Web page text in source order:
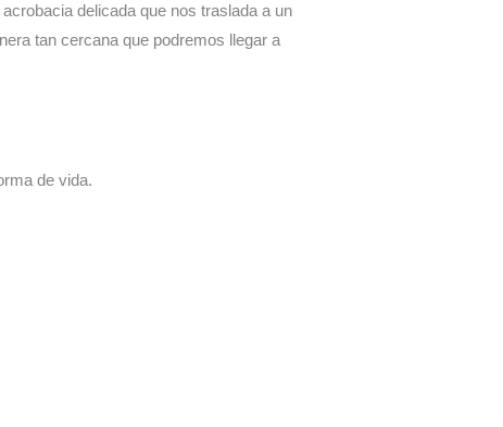
delicada que nos traslada a un
tan cercana que podremos llegar a
de vida.